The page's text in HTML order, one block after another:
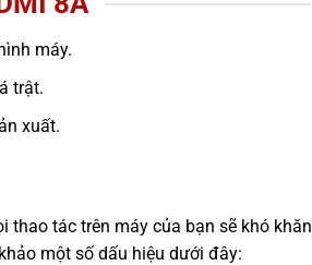
máy.
trật.
xuất.
tác trên máy của bạn sẽ khó khăn
một số dấu hiệu dưới đây: